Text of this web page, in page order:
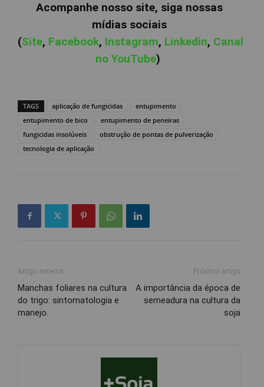
Acompanhe nosso site, siga nossas
mídias sociais
(Site, Facebook, Instagram, Linkedin, Canal
no YouTube)
TAGS aplicação de fungicidas
entupimento
entupimento de bico
entupimento de peneiras
fungicidas insolúveis
obstrução de pontas de pulverização
tecnologia de aplicação
Artigo anterior
Manchas foliares na cultura
do trigo: sintomatologia e
manejo.
Próximo artigo
A importância da época de
semeadura na cultura da
soja